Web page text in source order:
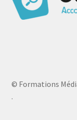
© Formations
.